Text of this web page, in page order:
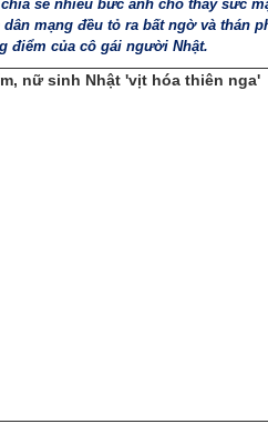
sẻ nhiều bức ảnh cho thấy sức
mạng đều tỏ ra bất ngờ và thán
điểm của cô gái người Nhật.